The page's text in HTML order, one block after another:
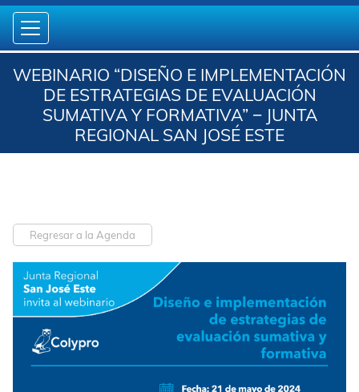
WEBINARIO “DISEÑO E IMPLEMENTACIÓN
DE ESTRATEGIAS DE EVALUACIÓN
SUMATIVA Y FORMATIVA” − JUNTA
REGIONAL SAN JOSÉ ESTE
Regresar a la Agenda